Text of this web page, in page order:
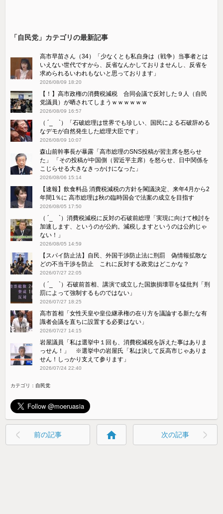
「自民党」カテゴリの最新記事
高市早苗さん（34）「少なくとも私自身は（戦争）当事者とは
いえない世代ですから、反省なんかしておりませんし、反省を
求められるいわれもないと思っております」
2026/08/09 18:20
【！】高市政権の消費税減税 合同会議で反対した９人（自民
党議員）が晒されてしまうｗｗｗｗｗｗ
2026/08/09 16:57
（ ´_ゝ`）「石破総理は世界でも珍しい、国民による石破辞める
なデモが自然発生した総理大臣です」
2026/08/09 10:07
森山前幹事長が暴露「高市総理のSNS投稿が習主席を怒らせ
た」 「その投稿が中国側（習近平主席）を怒らせ、日中関係を
こじらせる大きなきっかけになった」
2026/08/06 15:14
【速報】飲食料品 消費税減税の方針を閣議決定、来年4月から2
年間1％に 高市総理は秋の臨時国会で法案の成立を目指す
2026/08/05 17:50
（ ´_ゝ`）消費税減税に反対の石破前総理「実現に向けて検討を
加速します、というのが公約。減税しますというのは公約じゃ
ない！」
2026/08/05 14:59
【スパイ防止法】自民、外国干渉防止法に刑罰 偽情報拡散な
どの不当干渉を防止 これに反対する政党はどこかな？
2026/07/27 22:05
（ ´_ゝ`）石破前首相、講演で成立した国旗損壊罪を猛批判「刑
罰によって強制するものではない」
2026/07/27 18:25
高市首相「女性天皇や皇位継承権の在り方を議論する新たな有
識者会議を直ちに設置する必要はない」
2026/07/27 14:15
岩屋議員「私は選挙中１回も、消費税減税を訴えた事はありま
っせん！」 ※選挙中の岩屋氏「私は決して反高市じゃありま
せん！しっかり支えて参ります」
2026/07/24 22:40
カテゴリ： 自民党
前の記事 home 次の記事